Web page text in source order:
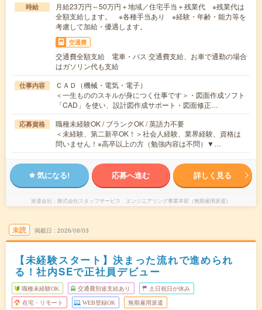
時給
月給23万円～50万円＋地域／住宅手当＋残業代 ※残業代は
全額支給します。 ※各種手当あり ※経験・年齢・能力等を
考慮して加給・優遇します。
交通費
交通費全額支給 電車・バス 交通費支給、お車で通勤の場合
はガソリン代も支給
仕事内容
ＣＡＤ（機械・電気・電子）
＜一生もののスキルが身につく仕事です＞・図面作成ソフト
「CAD」を使い、設計図作成サポート・図面修正…
応募資格
職種未経験OK / ブランクOK / 英語力不要
＜未経験、第二新卒OK！＞社会人経験、業界経験、資格は
問いません！※高卒以上の方（勉強内容は不問）▼…
気になる! 応募へ進む 詳しく見る
派遣会社 株式会社スタッフサービス エンジニアリング事業本部（無期雇用派遣）
未読 掲載日 2026/08/03
【未経験スタート】決まった流れで進められ
る！社内SEで正社員デビュー
職種未経験OK 交通費別途支給あり 土日祝日が休み
在宅・リモート WEB登録OK 無期雇用派遣